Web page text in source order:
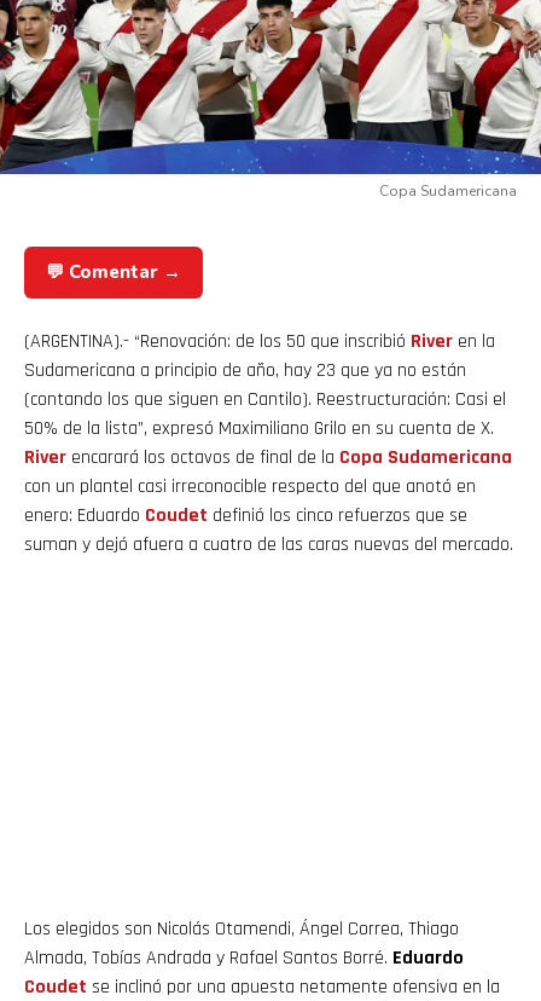
Copa Sudamericana
💬 Comentar →
(ARGENTINA).- “Renovación: de los 50 que inscribió River en la
Sudamericana a principio de año, hay 23 que ya no están
(contando los que siguen en Cantilo). Reestructuración: Casi el
50% de la lista”, expresó Maximiliano Grilo en su cuenta de X.
River encarará los octavos de final de la Copa Sudamericana
con un plantel casi irreconocible respecto del que anotó en
enero: Eduardo Coudet definió los cinco refuerzos que se
suman y dejó afuera a cuatro de las caras nuevas del mercado.
Los elegidos son Nicolás Otamendi, Ángel Correa, Thiago
Almada, Tobías Andrada y Rafael Santos Borré. Eduardo
Coudet se inclinó por una apuesta netamente ofensiva en la